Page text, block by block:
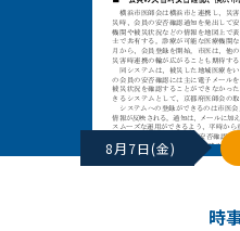
8月7日(金)
時